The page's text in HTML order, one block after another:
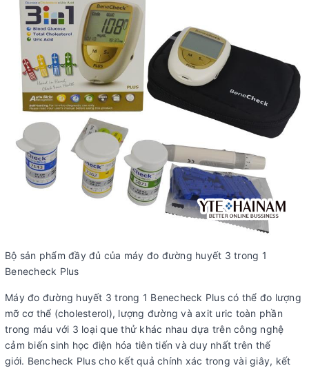
Bộ sản phẩm đầy đủ của máy đo đường huyết 3 trong 1
Benecheck Plus
Máy đo đường huyết 3 trong 1 Benecheck Plus có thể đo lượng
mỡ cơ thể (cholesterol), lượng đường và axit uric toàn phần
trong máu với 3 loại que thử khác nhau dựa trên công nghệ
cảm biến sinh học điện hóa tiên tiến và duy nhất trên thế
giới. Bencheck Plus cho kết quả chính xác trong vài giây, kết